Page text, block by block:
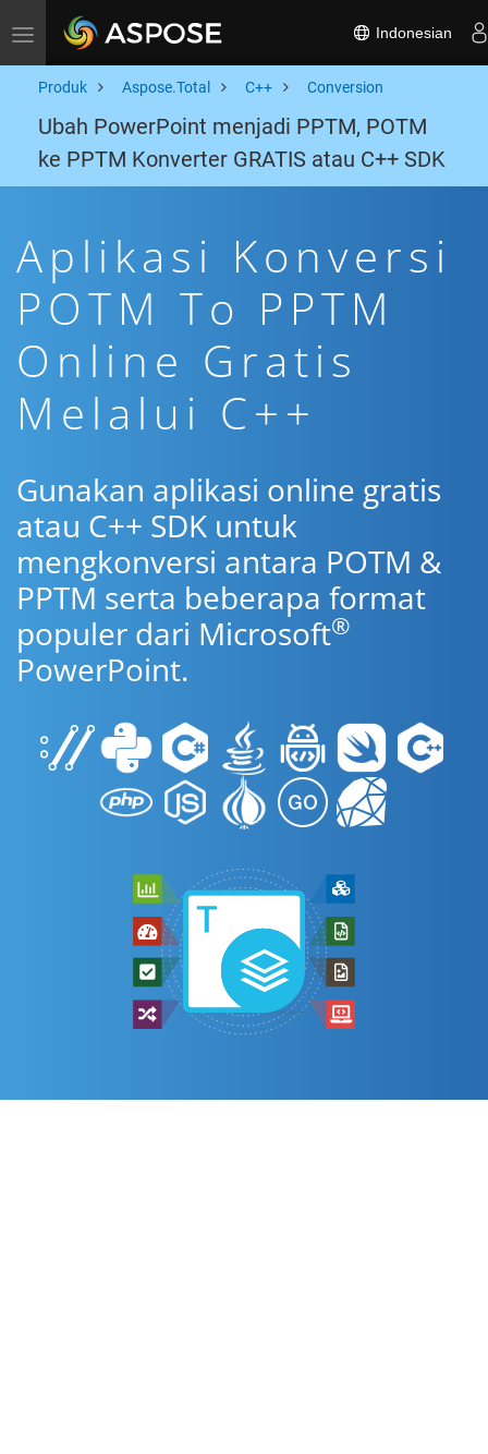
Toggle navigation Indonesian
Produk Aspose.Total C++ Conversion
Ubah PowerPoint menjadi PPTM, POTM
ke PPTM Konverter GRATIS atau C++ SDK
Aplikasi Konversi
POTM To PPTM
Online Gratis
Melalui C++
Gunakan aplikasi online gratis
atau C++ SDK untuk
mengkonversi antara POTM &
PPTM serta beberapa format
populer dari Microsoft®
PowerPoint.